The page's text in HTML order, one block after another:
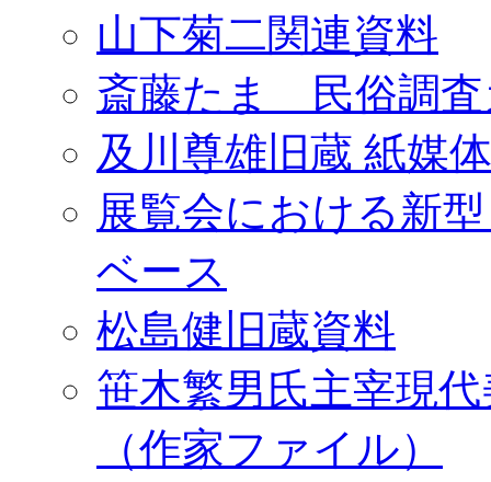
山下菊二関連資料
斎藤たま 民俗調査
及川尊雄旧蔵 紙媒
展覧会における新
ベース
松島健旧蔵資料
笹木繁男氏主宰現
（作家ファイル）